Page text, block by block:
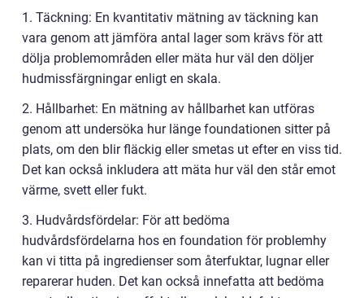
1. Täckning: En kvantitativ mätning av täckning kan
vara genom att jämföra antal lager som krävs för att
dölja problemområden eller mäta hur väl den döljer
hudmissfärgningar enligt en skala.
2. Hållbarhet: En mätning av hållbarhet kan utföras
genom att undersöka hur länge foundationen sitter på
plats, om den blir fläckig eller smetas ut efter en viss tid.
Det kan också inkludera att mäta hur väl den står emot
värme, svett eller fukt.
3. Hudvårdsfördelar: För att bedöma
hudvårdsfördelarna hos en foundation för problemhy
kan vi titta på ingredienser som återfuktar, lugnar eller
reparerar huden. Det kan också innefatta att bedöma